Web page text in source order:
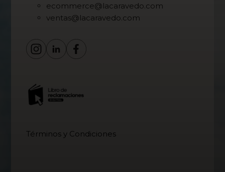
ecommerce@lacaravedo.com
ventas@lacaravedo.com
Términos y Condiciones